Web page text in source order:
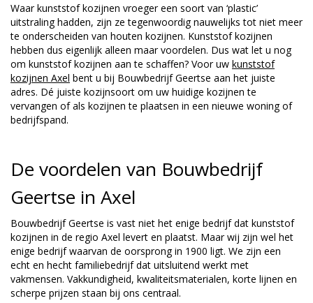
Waar kunststof kozijnen vroeger een soort van ‘plastic’
uitstraling hadden, zijn ze tegenwoordig nauwelijks tot niet meer
te onderscheiden van houten kozijnen. Kunststof kozijnen
hebben dus eigenlijk alleen maar voordelen. Dus wat let u nog
om kunststof kozijnen aan te schaffen? Voor uw kunststof
kozijnen Axel bent u bij Bouwbedrijf Geertse aan het juiste
adres. Dé juiste kozijnsoort om uw huidige kozijnen te
vervangen of als kozijnen te plaatsen in een nieuwe woning of
bedrijfspand.
De voordelen van Bouwbedrijf
Geertse in Axel
Bouwbedrijf Geertse is vast niet het enige bedrijf dat kunststof
kozijnen in de regio Axel levert en plaatst. Maar wij zijn wel het
enige bedrijf waarvan de oorsprong in 1900 ligt. We zijn een
echt en hecht familiebedrijf dat uitsluitend werkt met
vakmensen. Vakkundigheid, kwaliteitsmaterialen, korte lijnen en
scherpe prijzen staan bij ons centraal.